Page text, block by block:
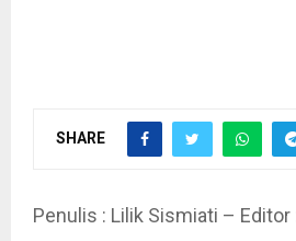
SHARE
Penulis : Lilik Sismiati – Editor